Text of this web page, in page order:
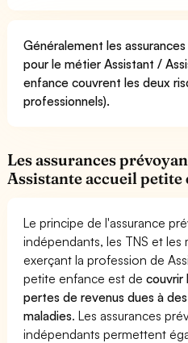
Généralement les
pour le métier Assistant /
enfance couvrent les deux
professionnels).
Les assurances
Assistante accueil petite
Le principe de l'assurance
indépendants, les TNS et
exerçant la profession de
petite enfance est decouvrir
pertes de revenus dues à
maladies. Les assurances
indépendants permettent